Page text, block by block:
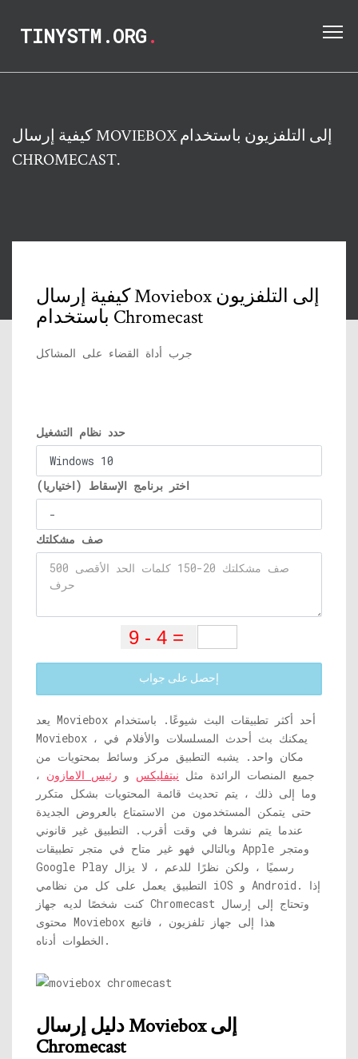
TINYSTM.ORG.
كيفية إرسال MOVIEBOX إلى التلفزيون باستخدام
CHROMECAST.
كيفية إرسال Moviebox إلى التلفزيون
باستخدام Chromecast
جرب أداة القضاء على المشاكل
حدد نظام التشغيل
اختر برنامج الإسقاط (اختياريا)
صف مشكلتك
إحصل على جواب
يعد Moviebox أحد أكثر تطبيقات البث شيوعًا. باستخدام
Moviebox ، يمكنك بث أحدث المسلسلات والأفلام في
مكان واحد. يشبه التطبيق مركز وسائط بمحتويات من
جميع المنصات الرائدة مثل نيتفليكس و رئيس الامازون ،
وما إلى ذلك ، يتم تحديث قائمة المحتويات بشكل متكرر
حتى يتمكن المستخدمون من الاستمتاع بالعروض الجديدة
عندما يتم نشرها في وقت أقرب. التطبيق غير قانوني
وبالتالي فهو غير متاح في متجر تطبيقات Apple ومتجر
Google Play رسميًا ، ولكن نظرًا للدعم ، لا يزال
التطبيق يعمل على كل من نظامي iOS و Android. إذا
كنت شخصًا لديه جهاز Chromecast وتحتاج إلى إرسال
محتوى Moviebox هذا إلى جهاز تلفزيون ، فاتبع
الخطوات أدناه.
دليل إرسال Moviebox إلى
Chromecast